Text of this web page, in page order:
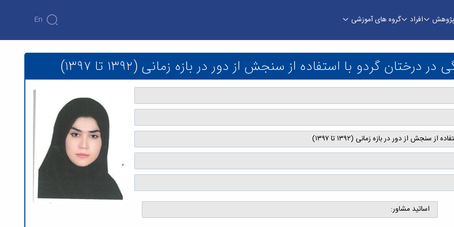
پژوهش افراد گروه های آموزشی En
گردو با استفاده از سنجش از دور در بازه زمانی (۱۳۹۲ تا ۱۳۹۷)
از دور در بازه زمانی (۱۳۹۲ تا ۱۳۹۷)
اساتید مشاور: